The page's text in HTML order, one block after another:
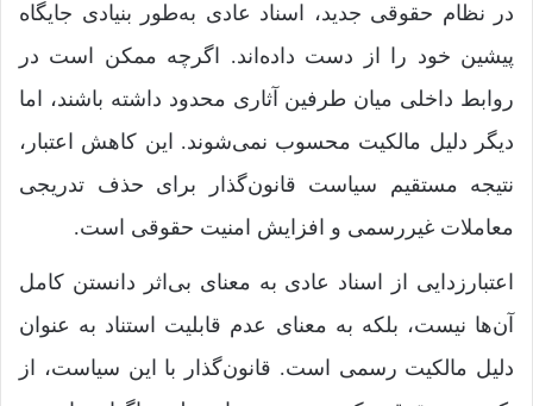
در نظام حقوقی جدید، اسناد عادی به‌طور بنیادی جایگاه
پیشین خود را از دست داده‌اند. اگرچه ممکن است در
روابط داخلی میان طرفین آثاری محدود داشته باشند، اما
دیگر دلیل مالکیت محسوب نمی‌شوند. این کاهش اعتبار،
نتیجه مستقیم سیاست قانون‌گذار برای حذف تدریجی
معاملات غیررسمی و افزایش امنیت حقوقی است.
اعتبارزدایی از اسناد عادی به معنای بی‌اثر دانستن کامل
آن‌ها نیست، بلکه به معنای عدم قابلیت استناد به عنوان
دلیل مالکیت رسمی است. قانون‌گذار با این سیاست، از